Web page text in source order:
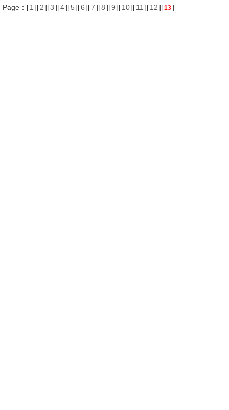
Page：[1 ][2][3][4][5][6][7][8][9][10][11 ][12][13]